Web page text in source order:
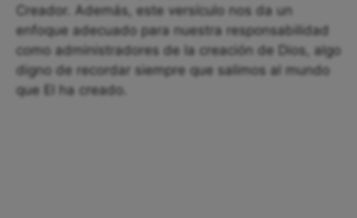
Creador. Además, este versículo nos da un
enfoque adecuado para nuestra responsabilidad
como administradores de la creación de Dios, algo
digno de recordar siempre que salimos al mundo
que El ha creado.